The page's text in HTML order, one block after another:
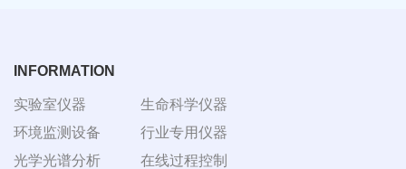
INFORMATION
实验室仪器
环境监测设备
光学光谱分析
生命科学仪器
行业专用仪器
在线过程控制